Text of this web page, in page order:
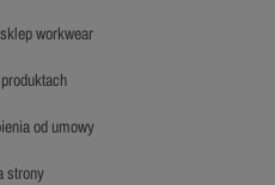
workwear
produktach
od umowy
strony